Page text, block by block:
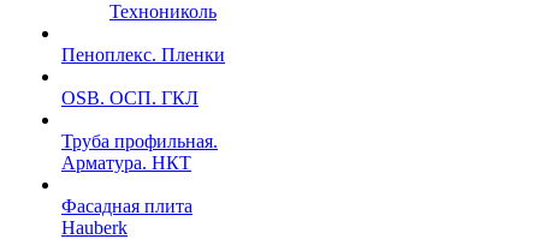
Технониколь
Пеноплекс. Пленки
OSB. ОСП. ГКЛ
Труба профильная.
Арматура. НКТ
Фасадная плита
Hauberk